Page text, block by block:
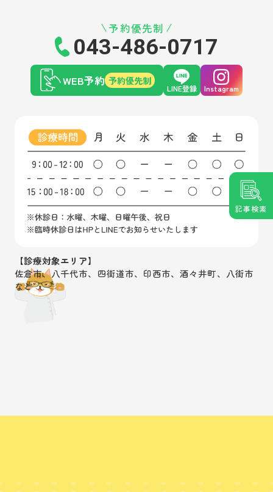
記事検索
予約優先制
043-486-0717
WEB予約 予約優先制
LINE登録 Instagram
【診療対象エリア】
佐倉市、八千代市、四街道市、印西市、酒々井町、八街市
など